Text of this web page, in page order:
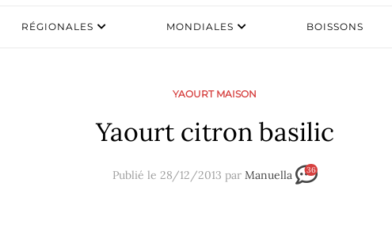
RÉGIONALES MONDIALES BOISSONS
YAOURT MAISON
Yaourt citron basilic
Publié le 28/12/2013 par Manuella 36